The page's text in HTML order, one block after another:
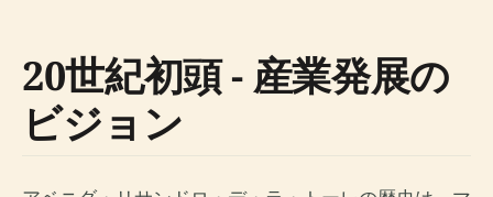
20世紀初頭 - 産業発展の
ビジョン